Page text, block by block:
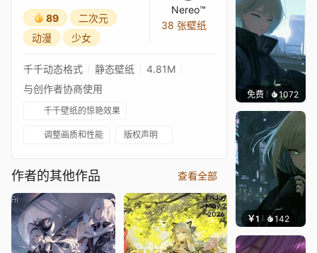
89
二次元
动漫
少女
Nereo™
38 张壁纸
千千动态格式 静态壁纸
4.81M
与创作者协商使用
千千壁纸的惊艳效果
调整画质和性能 版权声明
作者的其他作品 查看全部
免费 1072辰东
￥1 142